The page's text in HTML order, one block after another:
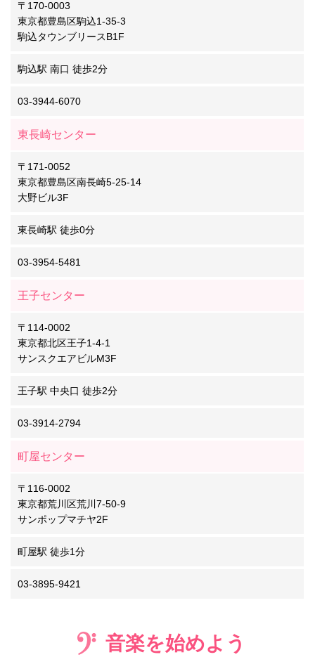
〒170-0003
東京都豊島区駒込1-35-3
駒込タウンブリースB1F
駒込駅 南口 徒歩2分
03-3944-6070
東長崎センター
〒171-0052
東京都豊島区南長崎5-25-14
大野ビル3F
東長崎駅 徒歩0分
03-3954-5481
王子センター
〒114-0002
東京都北区王子1-4-1
サンスクエアビルM3F
王子駅 中央口 徒歩2分
03-3914-2794
町屋センター
〒116-0002
東京都荒川区荒川7-50-9
サンポップマチヤ2F
町屋駅 徒歩1分
03-3895-9421
音楽を始めよう